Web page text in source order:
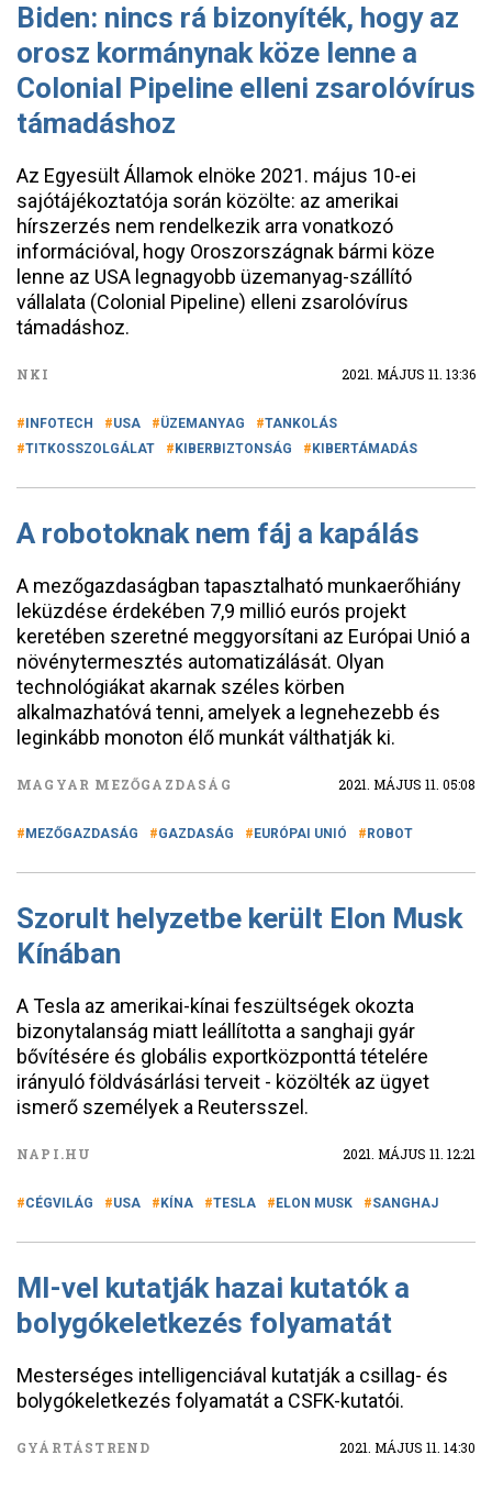
Biden: nincs rá bizonyíték, hogy az
orosz kormánynak köze lenne a
Colonial Pipeline elleni zsarolóvírus
támadáshoz
Az Egyesült Államok elnöke 2021. május 10-ei
sajótájékoztatója során közölte: az amerikai
hírszerzés nem rendelkezik arra vonatkozó
információval, hogy Oroszországnak bármi köze
lenne az USA legnagyobb üzemanyag-szállító
vállalata (Colonial Pipeline) elleni zsarolóvírus
támadáshoz.
NKI 2021. MÁJUS 11. 13:36
INFOTECH USA ÜZEMANYAG
TANKOLÁS
TITKOSSZOLGÁLAT
KIBERBIZTONSÁG KIBERTÁMADÁS
A robotoknak nem fáj a kapálás
A mezőgazdaságban tapasztalható munkaerőhiány
leküzdése érdekében 7,9 millió eurós projekt
keretében szeretné meggyorsítani az Európai Unió a
növénytermesztés automatizálását. Olyan
technológiákat akarnak széles körben
alkalmazhatóvá tenni, amelyek a legnehezebb és
leginkább monoton élő munkát válthatják ki.
MAGYAR MEZŐGAZDASÁG 2021. MÁJUS 11. 05:08
MEZŐGAZDASÁG GAZDASÁG EURÓPAI UNIÓ ROBOT
Szorult helyzetbe került Elon Musk
Kínában
A Tesla az amerikai-kínai feszültségek okozta
bizonytalanság miatt leállította a sanghaji gyár
bővítésére és globális exportközponttá tételére
irányuló földvásárlási terveit - közölték az ügyet
ismerő személyek a Reutersszel.
NAPI.HU 2021. MÁJUS 11. 12:21
CÉGVILÁG USA KÍNA TESLA ELON MUSK SANGHAJ
MI-vel kutatják hazai kutatók a
bolygókeletkezés folyamatát
Mesterséges intelligenciával kutatják a csillag- és
bolygókeletkezés folyamatát a CSFK-kutatói.
GYÁRTÁSTREND 2021. MÁJUS 11. 14:30